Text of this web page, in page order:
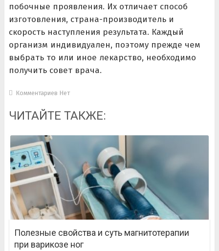
побочные проявления. Их отличает способ
изготовления, страна-производитель и
скорость наступления результата. Каждый
организм индивидуален, поэтому прежде чем
выбрать то или иное лекарство, необходимо
получить совет врача.
Комментариев Нет
ЧИТАЙТЕ ТАКЖЕ:
Полезные свойства и суть магнитотерапии
при варикозе ног